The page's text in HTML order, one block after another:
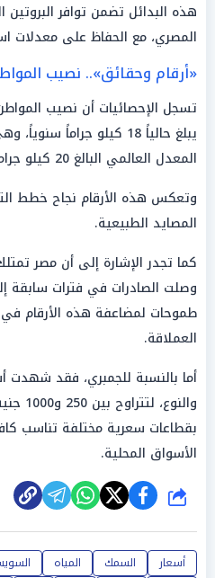
هذه البدائل تضمن توافر
المصري، مع الحفاظ على معدلات
«أرقام وحقائق».. نصيب
تسجل الإحصائيات أن نصيب
يبلغ حالياً 18 كيلو جراماً
المعدل العالمي البالغ 20 كيلو جراماً.
وتعكس هذه الأرقام نجاح خطط
المصايد الطبيعية.
كما تجدر الإشارة إلى أن مصر
طموحات لمضاعفة هذه الأرقام
العملاقة.
أما بالنسبة للجمبري، فقد شهدت
بقطاعات سعرية مختلفة تناسب
الأسواق المحلية.
شارك
أسعار السمك المياه